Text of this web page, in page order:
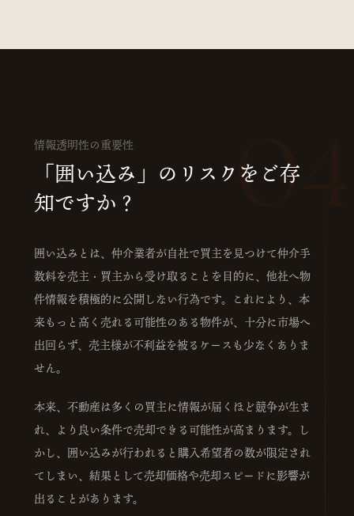
04
情報透明性の重要性
「囲い込み」のリスクをご存
知ですか？
囲い込みとは、仲介業者が自社で買主を見つけて仲介手
数料を売主・買主から受け取ることを目的に、他社へ物
件情報を積極的に公開しない行為です。これにより、本
来もっと高く売れる可能性のある物件が、十分に市場へ
出回らず、売主様が不利益を被るケースも少なくありま
せん。
本来、不動産は多くの買主に情報が届くほど競争が生ま
れ、より良い条件で売却できる可能性が高まります。し
かし、囲い込みが行われると購入希望者の数が限定され
てしまい、結果として売却価格や売却スピードに影響が
出ることがあります。